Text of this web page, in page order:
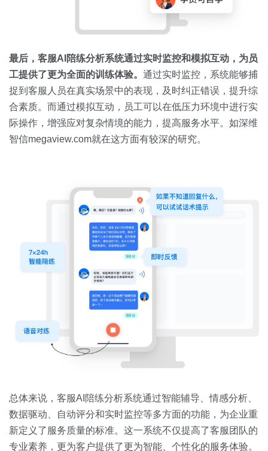
最后，客服AI 陪练分析系统通过实时监控和模拟互动，为员
工提供了更为全面的训练体验。 通过实时监控，系统能够捕
捉到客服人员在真实场景中的表现，及时纠正错误，提升综
合素质。而通过模拟互动，员工可以在低压力环境中进行实
际操作，增强应对复杂情境的能力，提高服务水平。如深维
智信megaview.com就在这方面有较深的研究。
总体来说，客服AI陪练分析系统通过智能辅导、情感分析、
数据驱动、自动评分和实时监控等多方面的功能，为企业重
新定义了服务质量的标准。这一系统不仅提高了客服团队的
专业素养，更为客户提供了更为智能、个性化的服务体验。